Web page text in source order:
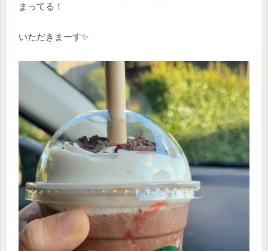
まってる！
いただきまーす✨